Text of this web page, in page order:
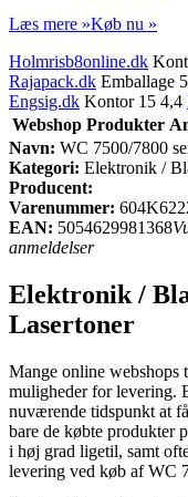
Læs mere »Køb nu »
Holmrisb8online.dk
Rajapack.dk Emballage
Engsig.dk Kontor 15 4,4
Webshop Produkter
Navn: WC 7500/7800
Kategori: Elektronik /
Producent:
Varenummer:
EAN: 5054629981368
anmeldelser
Elektronik /
Lasertoner
Mange online webshops
muligheder for levering.
nuværende tidspunkt at
bare de købte produkter
i høj grad ligetil, samt
levering ved køb af WC